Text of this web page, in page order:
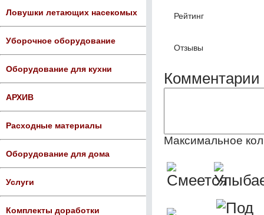
Ловушки летающих насекомых
Уборочное оборудование
Оборудование для кухни
АРХИВ
Расходные материалы
Оборудование для дома
Услуги
Комплекты доработки
Рейтинг
Отзывы
Комментарии
Максимальное